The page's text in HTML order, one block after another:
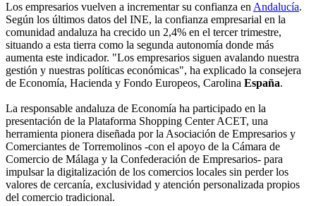
Los empresarios vuelven a incrementar su confianza en Andalucía.
Según los últimos datos del INE, la confianza empresarial en la
comunidad andaluza ha crecido un 2,4% en el tercer trimestre,
situando a esta tierra como la segunda autonomía donde más
aumenta este indicador. "Los empresarios siguen avalando nuestra
gestión y nuestras políticas económicas", ha explicado la consejera
de Economía, Hacienda y Fondo Europeos, Carolina España.
La responsable andaluza de Economía ha participado en la
presentación de la Plataforma Shopping Center ACET, una
herramienta pionera diseñada por la Asociación de Empresarios y
Comerciantes de Torremolinos -con el apoyo de la Cámara de
Comercio de Málaga y la Confederación de Empresarios- para
impulsar la digitalización de los comercios locales sin perder los
valores de cercanía, exclusividad y atención personalizada propios
del comercio tradicional.